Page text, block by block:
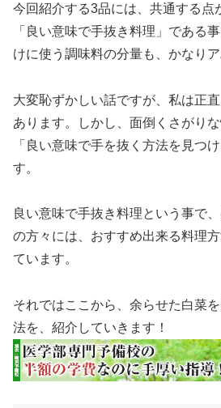
今回紹介する3品には、共通する点
「良い意味で手抜き料理」である
けに使う調味料の分量も、かなりア
大変恥ずかしい話ですが、私は正
あります。しかし、面倒くさがりな
「良い意味で手を抜く方法を見つ
す。
良い意味で手抜き料理という事で
の方々には、おすすめ出来る料理
ています。
それではここから、余らせた白菜
法を、紹介していきます！